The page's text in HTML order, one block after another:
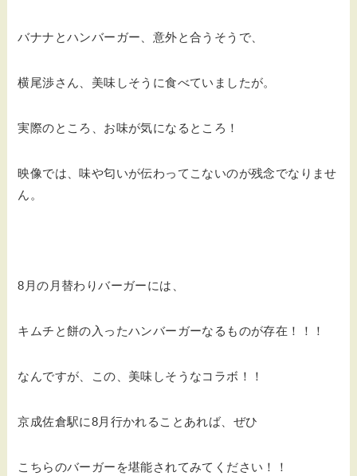
バナナとハンバーガー、意外と合うそうで、
横尾渉さん、美味しそうに食べていましたが。
実際のところ、お味が気になるところ！
映像では、味や匂いが伝わってこないのが残念でなりませ
ん。
8月の月替わりバーガーには、
キムチと餅の入ったハンバーガーなるものが存在！！！
なんですが、この、美味しそうなコラボ！！
京成佐倉駅に8月行かれることあれば、ぜひ
こちらのバーガーを堪能されてみてください！！